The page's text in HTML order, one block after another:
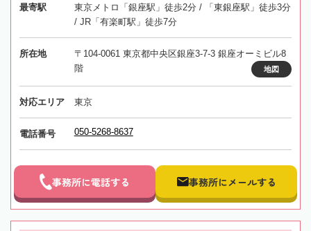
最寄駅
東京メトロ「銀座駅」徒歩2分 / 「東銀座駅」徒歩3分
/ JR「有楽町駅」徒歩7分
所在地
〒104-0061 東京都中央区銀座3-7-3 銀座オーミビル8
階
地図
対応エリア 東京
電話番号 050-5268-8637
事務所に電話する 事務所にメールする